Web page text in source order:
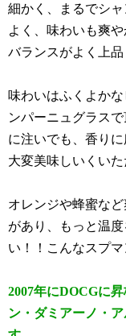
細かく、まるでシ
よく、味わいも爽
バランスがよく上品
味わいはふくよか
ンパーニュグラス
に注いでも、香り
大変美味しいくいた
オレンジや蜂蜜な
があり、もっと温
い！！こんなスプ
2007年にDOCGに
ン・ダミアーノ・